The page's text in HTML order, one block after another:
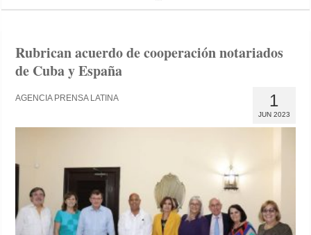
Rubrican acuerdo de cooperación notariados
de Cuba y España
1
JUN 2023
AGENCIA PRENSA LATINA